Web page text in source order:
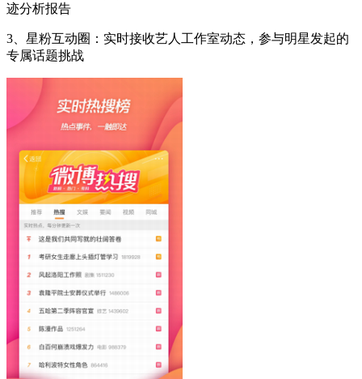
迹分析报告
3、星粉互动圈：实时接收艺人工作室动态，参与明星发起的
专属话题挑战